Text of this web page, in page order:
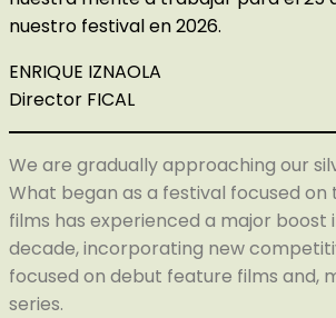
nuestro festival en 2026.
ENRIQUE IZNAOLA
Director FICAL
We are gradually approaching our
What began as a festival focused
films has experienced a major boost
decade, incorporating new
focused on debut feature films and,
series.